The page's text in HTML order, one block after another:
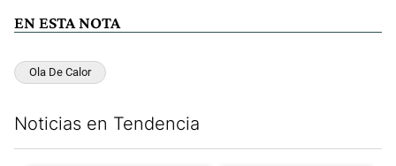
EN ESTA NOTA
Ola De Calor
Noticias en Tendencia